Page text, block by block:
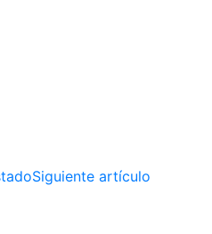
Siguiente artículo